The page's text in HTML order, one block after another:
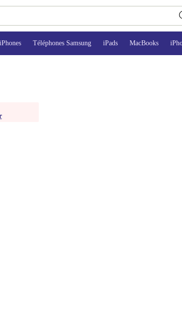
iPhones Téléphones Samsung iPads MacBooks